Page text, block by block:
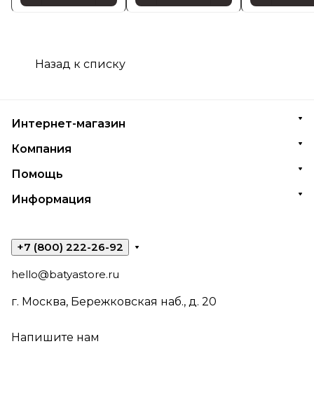
Назад к списку
Интернет-магазин
Компания
Помощь
Информация
+7 (800) 222-26-92
hello@batyastore.ru
г. Москва, Бережковская наб., д. 20
Напишите нам